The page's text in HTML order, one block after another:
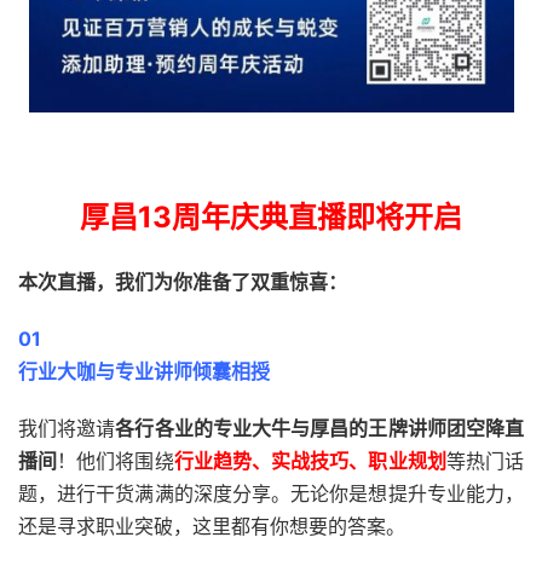
厚昌13周年庆典直播即将开启
本次直播，我们为你准备了双重惊喜：
01
行业大咖与专业讲师倾囊相授
我们将邀请各行各业的专业大牛与厚昌的王牌讲师团空降直
播间 ！他们将围绕行业趋势、实战技巧、职业规划等热门话
题，进行干货满满的深度分享。无论你是想提升专业能力，
还是寻求职业突破，这里都有你想要的答案。